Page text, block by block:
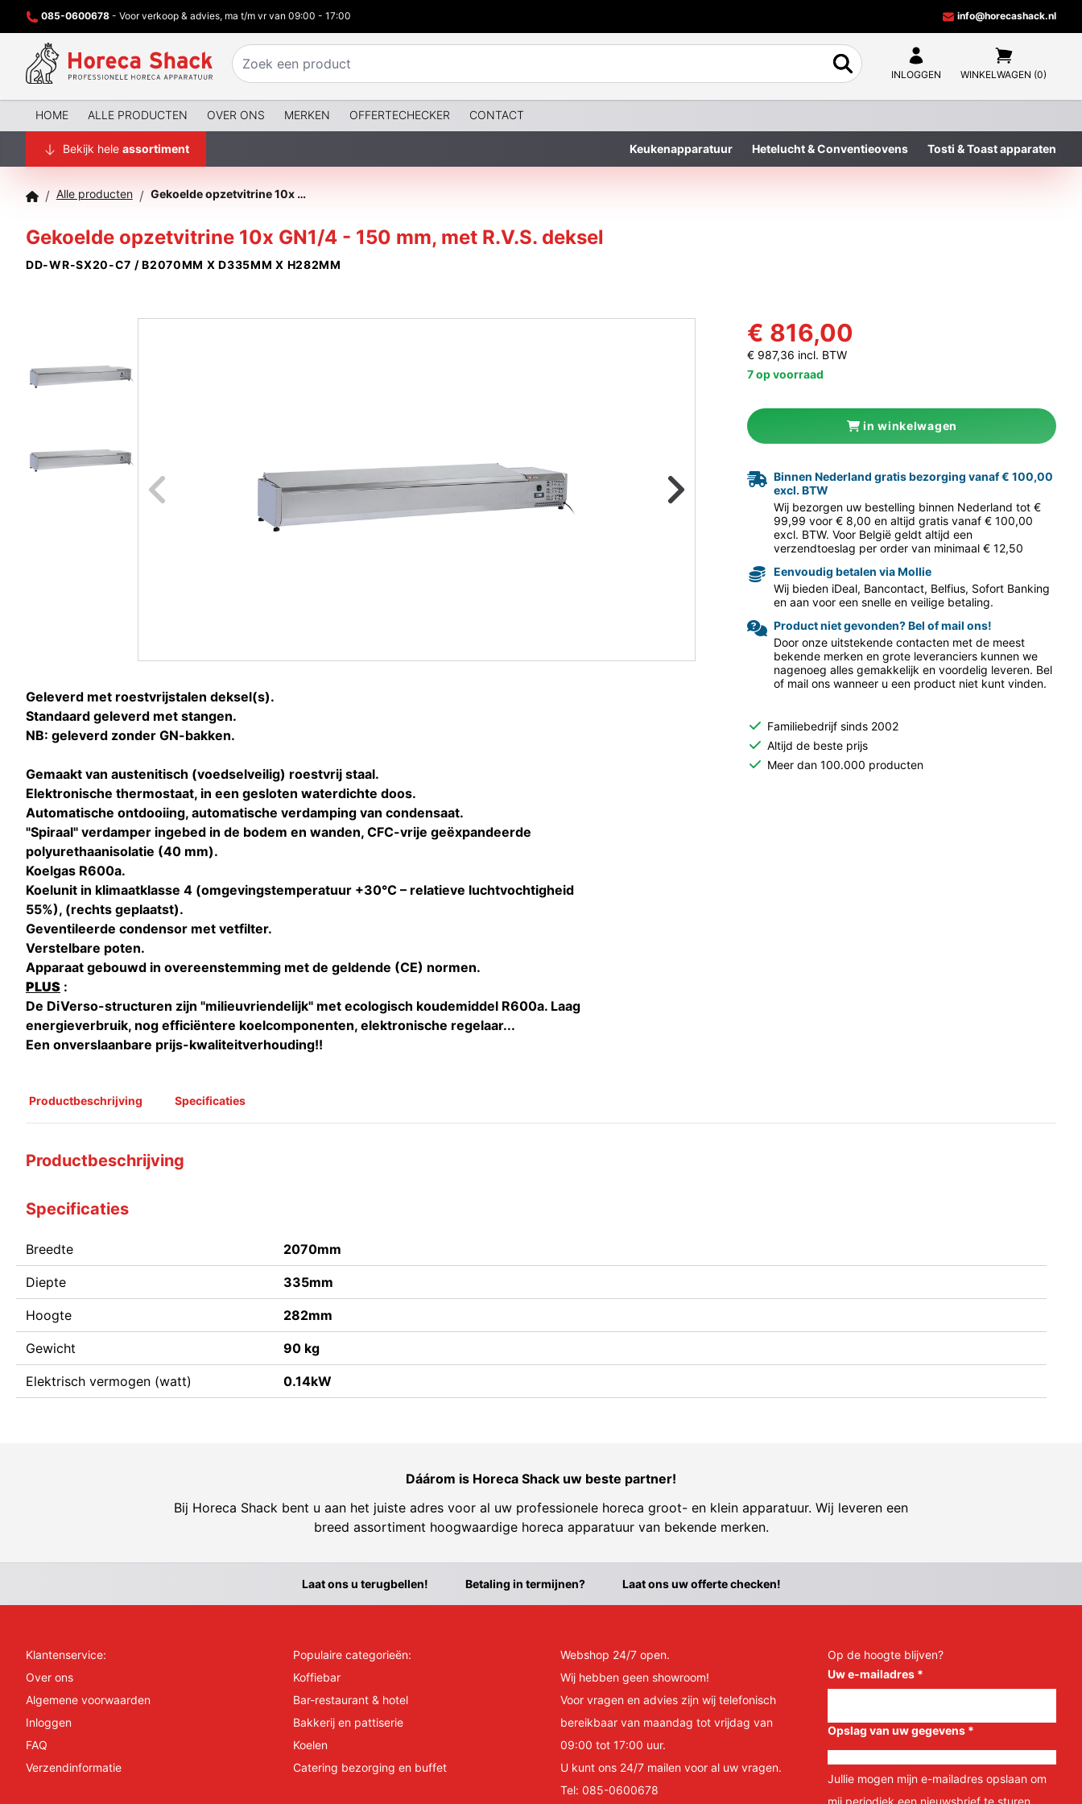
085-0600678 - Voor verkoop & advies, ma t/m vr van 09:00 - 17:00 info@horecashack.nl
INLOGGEN WINKELWAGEN (0)
HOME ALLE PRODUCTEN OVER ONS MERKEN OFFERTECHECKER CONTACT
Bekijk hele assortiment Keukenapparatuur Hetelucht & Conventieovens Tosti & Toast apparaten
/ Alle producten / Gekoelde opzetvitrine 10x GN1/4 - 150 mm, met R.V.S. deksel
Gekoelde opzetvitrine 10x GN1/4 - 150 mm, met R.V.S. deksel
DD-WR-SX20-C7 / B2070MM X D335MM X H282MM
Naar vorige foto Naar volgende
Geleverd met roestvrijstalen deksel(s).
Standaard geleverd met stangen.
NB: geleverd zonder GN-bakken.
Gemaakt van austenitisch (voedselveilig) roestvrij staal.
Elektronische thermostaat, in een gesloten waterdichte doos.
Automatische ontdooiing, automatische verdamping van condensaat.
"Spiraal" verdamper ingebed in de bodem en wanden, CFC-vrije geëxpandeerde
polyurethaanisolatie (40 mm).
Koelgas R600a.
Koelunit in klimaatklasse 4 (omgevingstemperatuur +30°C – relatieve luchtvochtigheid
55%), (rechts geplaatst).
Geventileerde condensor met vetfilter.
Verstelbare poten.
Apparaat gebouwd in overeenstemming met de geldende (CE) normen.
PLUS :
De DiVerso-structuren zijn "milieuvriendelijk" met ecologisch koudemiddel R600a. Laag
energieverbruik, nog efficiëntere koelcomponenten, elektronische regelaar...
Een onverslaanbare prijs-kwaliteitverhouding!!
€ 816,00
€ 987,36 incl. BTW
7 op voorraad
in winkelwagen
Binnen Nederland gratis bezorging vanaf € 100,00
excl. BTW
Wij bezorgen uw bestelling binnen Nederland tot €
99,99 voor € 8,00 en altijd gratis vanaf € 100,00
excl. BTW. Voor België geldt altijd een
verzendtoeslag per order van minimaal € 12,50
Eenvoudig betalen via Mollie
Wij bieden iDeal, Bancontact, Belfius, Sofort Banking
en aan voor een snelle en veilige betaling.
Product niet gevonden? Bel of mail ons!
Door onze uitstekende contacten met de meest
bekende merken en grote leveranciers kunnen we
nagenoeg alles gemakkelijk en voordelig leveren. Bel
of mail ons wanneer u een product niet kunt vinden.
Familiebedrijf sinds 2002
Altijd de beste prijs
Meer dan 100.000 producten
Productbeschrijving Specificaties
Productbeschrijving
Specificaties
Breedte 2070mm
Diepte 335mm
Hoogte 282mm
Gewicht 90 kg
Elektrisch vermogen (watt) 0.14kW
Dáárom is Horeca Shack uw beste partner!
Bij Horeca Shack bent u aan het juiste adres voor al uw professionele horeca groot- en klein apparatuur. Wij leveren een
breed assortiment hoogwaardige horeca apparatuur van bekende merken.
Laat ons u terugbellen! Betaling in termijnen? Laat ons uw offerte checken!
Klantenservice:
Over ons
Algemene voorwaarden
Inloggen
FAQ
Verzendinformatie
Populaire categorieën:
Koffiebar
Bar-restaurant & hotel
Bakkerij en pattiserie
Koelen
Catering bezorging en buffet
Webshop 24/7 open.
Wij hebben geen showroom!
Voor vragen en advies zijn wij telefonisch
bereikbaar van maandag tot vrijdag van
09:00 tot 17:00 uur.
U kunt ons 24/7 mailen voor al uw vragen.
Tel: 085-0600678
Op de hoogte blijven?
Uw e-mailadres *
Opslag van uw gegevens *
Jullie mogen mijn e-mailadres opslaan om
mij periodiek een nieuwsbrief te sturen